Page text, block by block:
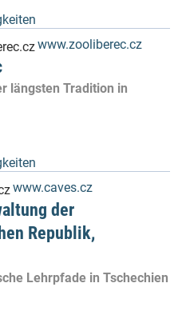
www.zooliberec.cz
längsten Tradition in
www.caves.cz
der
Republik,
Lehrpfade in Tschechien